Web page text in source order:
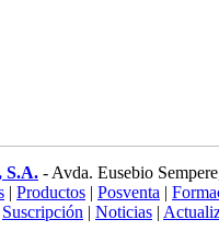
S.A. - Avda. Eusebio
| Productos | Posventa |
Suscripción | Noticias |